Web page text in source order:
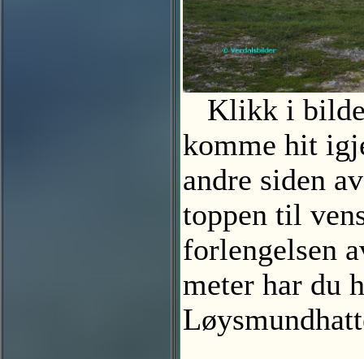
Klikk i
komme hit
andre siden
toppen til
forlengelsen
meter har du